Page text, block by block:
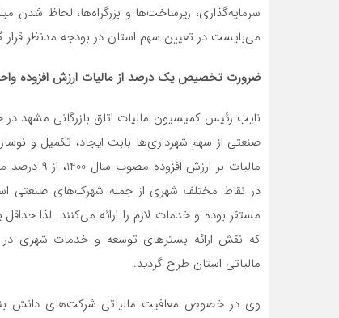
سرمایه‌گذاری، زیرساخت‌ها و بزرگراه‌ها، لحاظ
می‌بایست در تعیین سهم استان در بودجه مدنظر قرار
ضرورت تخصیص یک درصد از مالیات ارزش افزوده
نایب رئیس کمیسیون مالیات اتاق بازرگانی
مالیات بر
در نقاط مختلف شهری از جمله شهرک‌های صنعتی
که نقش ارائه بسترهای توسعه و خدمات شهری در
مالیاتی استان طرح گردید.